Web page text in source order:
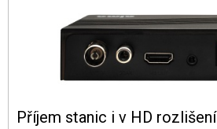
Příjem stanic i v HD rozlišení